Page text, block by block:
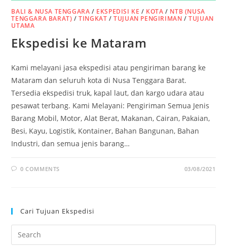
BALI & NUSA TENGGARA / EKSPEDISI KE / KOTA / NTB (NUSA
TENGGARA BARAT) /TINGKAT /TUJUAN PENGIRIMAN /TUJUAN
UTAMA
Ekspedisi ke Mataram
Kami melayani jasa ekspedisi atau pengiriman barang ke
Mataram dan seluruh kota di Nusa Tenggara Barat.
Tersedia ekspedisi truk, kapal laut, dan kargo udara atau
pesawat terbang. Kami Melayani: Pengiriman Semua Jenis
Barang Mobil, Motor, Alat Berat, Makanan, Cairan, Pakaian,
Besi, Kayu, Logistik, Kontainer, Bahan Bangunan, Bahan
Industri, dan semua jenis barang…
0 COMMENTS 03/08/2021
Cari Tujuan Ekspedisi